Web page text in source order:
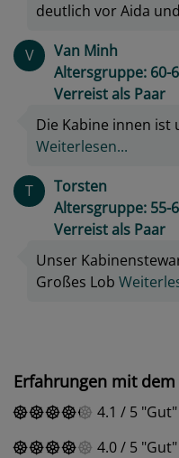
deutlich vor Aida
V
Van Minh
Altersgruppe: 60-
Verreist als Paar
Die Kabine innen ist
Weiterlesen...
T
Torsten
Altersgruppe: 55-
Verreist als Paar
Unser
Großes Lob
Erfahrungen mit
4.1 / 5 Gut
4.0/ 5 Gut